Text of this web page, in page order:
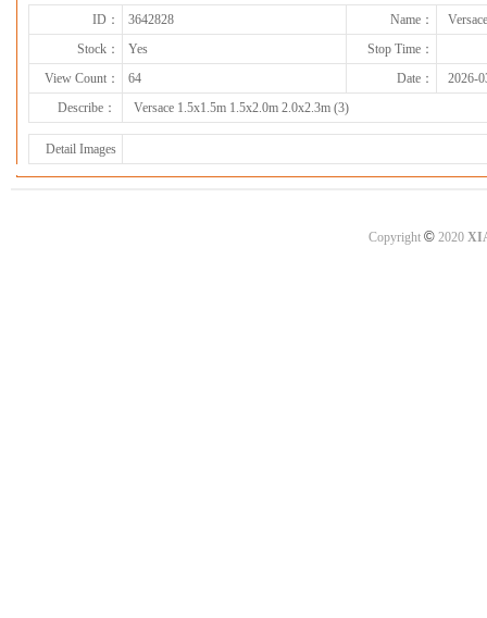
ID： 3642828 Name：
Stock：
Yes
Stop Time：
View Count：
64 Date：
2026-
Describe：
Versace 1.5x1.5m 1.5x2.0m 2.0x2.3m (3)
Detail Images
Copyright ©2020